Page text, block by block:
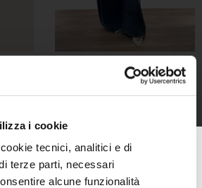
i cookie
tecnici, analitici e di
terze parti, necessari
alcune funzionalità
CAMICIA GESSATA CON
Risparmi:€ 53,50
DIRETTAMENTE NELLA TUA MAIL